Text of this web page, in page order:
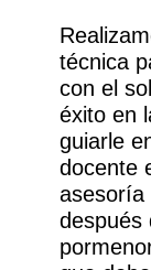
técnica
con el
éxito en
guiarle
docente
asesoría
después